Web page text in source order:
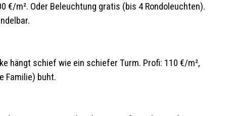
m². Oder Beleuchtung gratis (bis 4 Rondoleuchten).
hängt schief wie ein schiefer Turm. Profi: 110 €/m²,
Familie) buht.